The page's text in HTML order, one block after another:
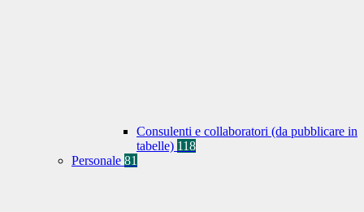
Consulenti e collaboratori (da pubblicare in
tabelle) 118
Personale 81